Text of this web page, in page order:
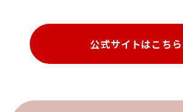
公式サイトはこちら